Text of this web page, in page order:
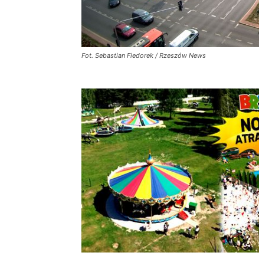
Fot. Sebastian Fiedorek / Rzeszów News